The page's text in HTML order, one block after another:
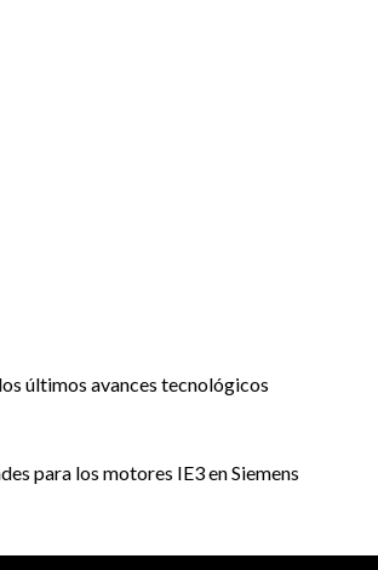
últimos avances tecnológicos
para los motores IE3 en Siemens